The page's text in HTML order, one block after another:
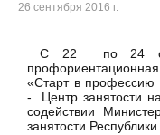
26 сентября 2016 г.
С 22 по 24
«Старт в профессию
- Центр занятости
содействии
занятости